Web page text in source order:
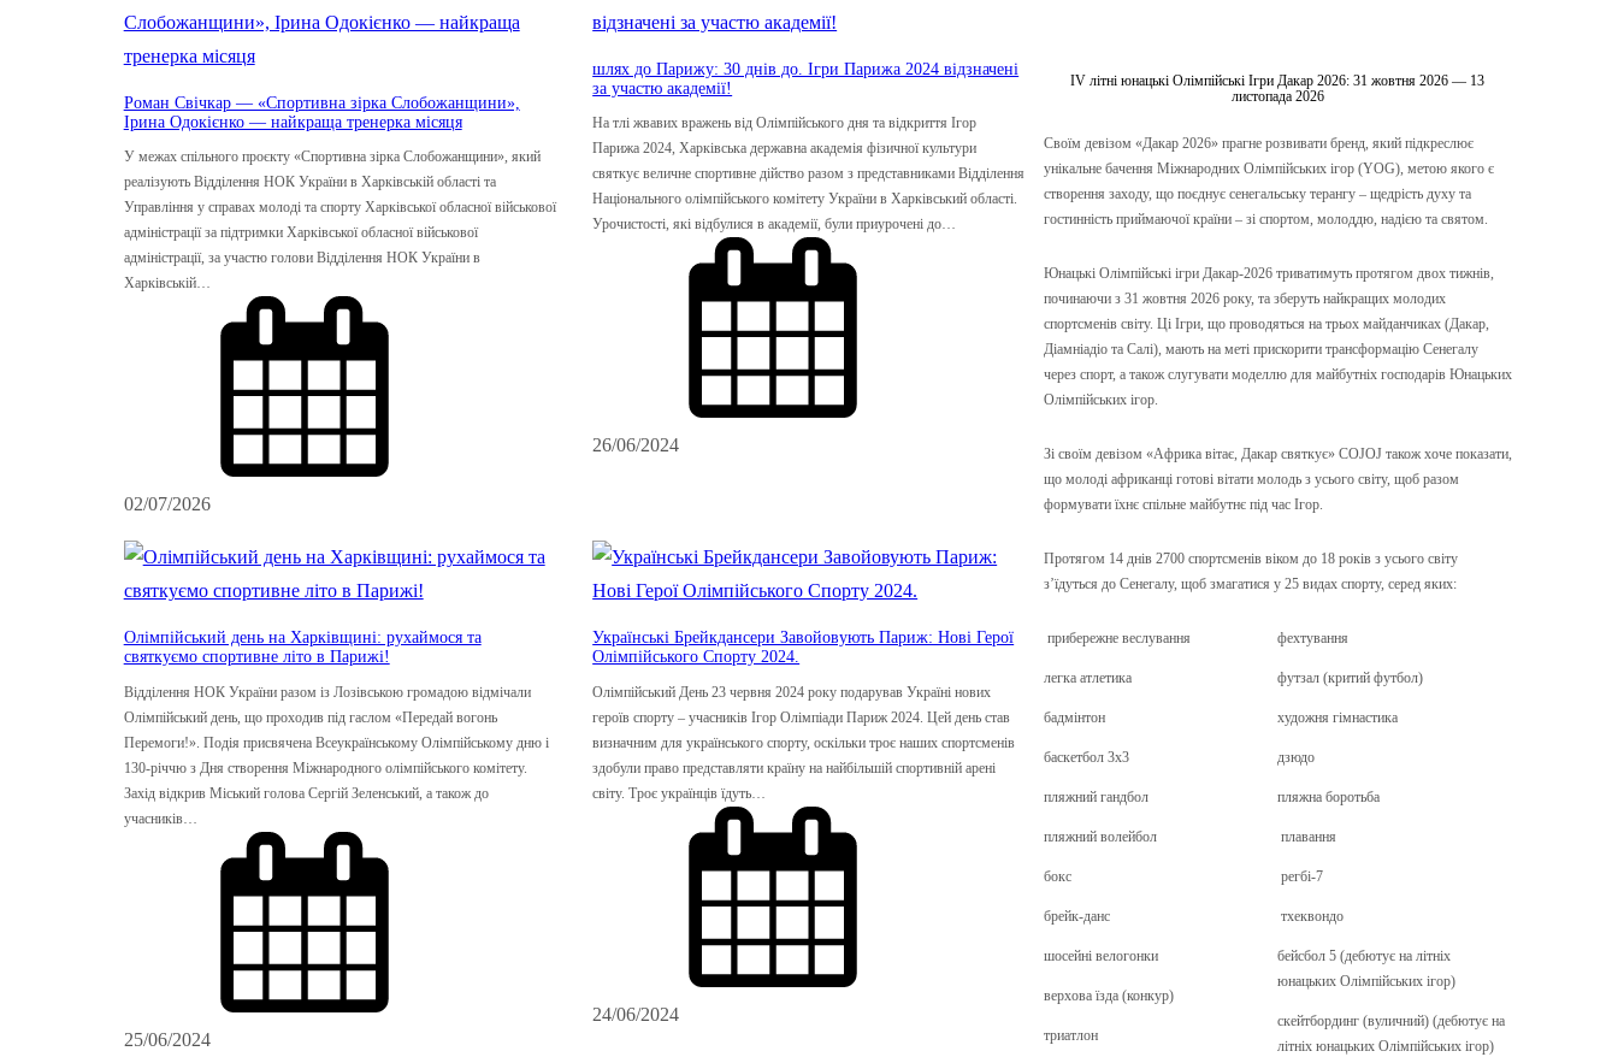
Роман Свічкар — «Спортивна зірка Слобожанщини»,
Ірина Одокієнко — найкраща тренерка місяця
У межах спільного проєкту «Спортивна зірка Слобожанщини», який
реалізують Відділення НОК України в Харківській області та
Управління у справах молоді та спорту Харківської обласної військової
адміністрації за підтримки Харківської обласної військової
адміністрації, за участю голови Відділення НОК України в
Харківській…
02/07/2026
шлях до Парижу: 30 днів до. Ігри Парижа 2024 відзначені
за участю академії!
На тлі жвавих вражень від Олімпійського дня та відкриття Ігор
Парижа 2024, Харківська державна академія фізичної культури
святкує величне спортивне дійство разом з представниками Відділення
Національного олімпійського комітету України в Харківський області.
Урочистості, які відбулися в академії, були приурочені до…
26/06/2024
Олімпійський день на Харківщині: рухаймося та
святкуємо спортивне літо в Парижі!
Відділення НОК України разом із Лозівською громадою відмічали
Олімпійський день, що проходив під гаслом «Передай вогонь
Перемоги!». Подія присвячена Всеукраїнському Олімпійському дню і
130-річчю з Дня створення Міжнародного олімпійського комітету.
Захід відкрив Міський голова Сергій Зеленський, а також до
учасників…
25/06/2024
Українські Брейкдансери Завойовують Париж: Нові Герої
Олімпійського Спорту 2024.
Олімпійський День 23 червня 2024 року подарував Україні нових
героїв спорту – учасників Ігор Олімпіади Париж 2024. Цей день став
визначним для українського спорту, оскільки троє наших спортсменів
здобули право представляти країну на найбільшій спортивній арені
світу. Троє українців їдуть…
24/06/2024
IV літні юнацькі Олімпійські Ігри Дакар 2026: 31 жовтня 2026 — 13
листопада 2026
Своїм девізом «Дакар 2026» прагне розвивати бренд, який підкреслює
унікальне бачення Міжнародних Олімпійських ігор (YOG), метою якого є
створення заходу, що поєднує сенегальську терангу – щедрість духу та
гостинність приймаючої країни – зі спортом, молоддю, надією та святом.
Юнацькі Олімпійські ігри Дакар-2026 триватимуть протягом двох тижнів,
починаючи з 31 жовтня 2026 року, та зберуть найкращих молодих
спортсменів світу. Ці Ігри, що проводяться на трьох майданчиках (Дакар,
Діамніадіо та Салі), мають на меті прискорити трансформацію Сенегалу
через спорт, а також слугувати моделлю для майбутніх господарів Юнацьких
Олімпійських ігор.
Зі своїм девізом «Африка вітає, Дакар святкує» COJOJ також хоче показати,
що молоді африканці готові вітати молодь з усього світу, щоб разом
формувати їхнє спільне майбутнє під час Ігор.
Протягом 14 днів 2700 спортсменів віком до 18 років з усього світу
з’їдуться до Сенегалу, щоб змагатися у 25 видах спорту, серед яких:
прибережне веслування
легка атлетика
бадмінтон
баскетбол 3х3
пляжний гандбол
пляжний волейбол
бокс
брейк-данс
шосейні велогонки
верхова їзда (конкур)
триатлон
фехтування
футзал (критий футбол)
художня гімнастика
дзюдо
пляжна боротьба
плавання
регбі-7
тхеквондо
бейсбол 5 (дебютує на літніх
юнацьких Олімпійських ігор)
скейтбординг (вуличний) (дебютує на
літніх юнацьких Олімпійських ігор)